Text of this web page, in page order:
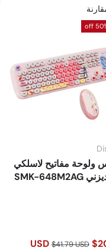
50%
ولوحة مفاتيح لاسلكي
من ديزني SMK-648M2AG
$41.79 USD